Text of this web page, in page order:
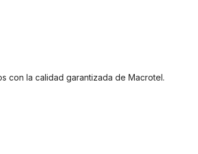
con la calidad garantizada de Macrotel.